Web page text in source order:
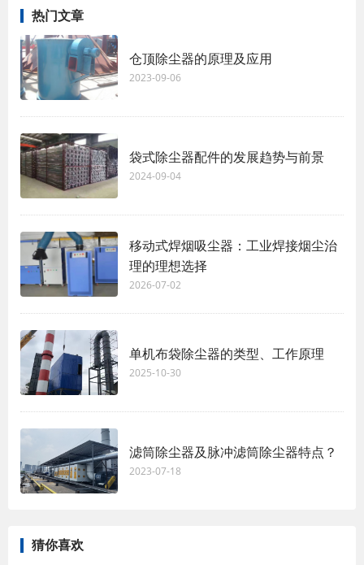
热门文章
仓顶除尘器的原理及应用
2023-09-06
袋式除尘器配件的发展趋势与前景
2024-09-04
移动式焊烟吸尘器：工业焊接烟尘治
理的理想选择
2026-07-02
单机布袋除尘器的类型、工作原理
2025-10-30
滤筒除尘器及脉冲滤筒除尘器特点？
2023-07-18
猜你喜欢